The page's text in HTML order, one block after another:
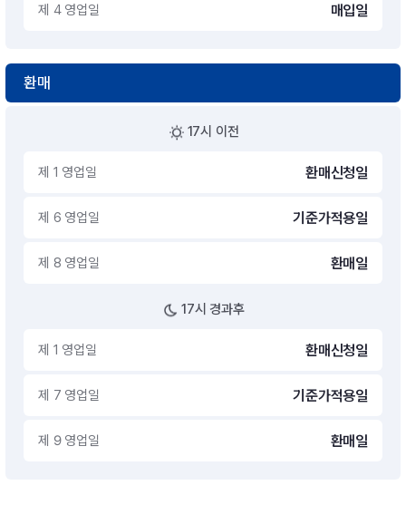
제 4 영업일 매입일
환매
17시 이전
제 1 영업일 환매신청일
제 6 영업일 기준가적용일
제 8 영업일 환매일
17시 경과후
제 1 영업일 환매신청일
제 7 영업일 기준가적용일
제 9 영업일 환매일